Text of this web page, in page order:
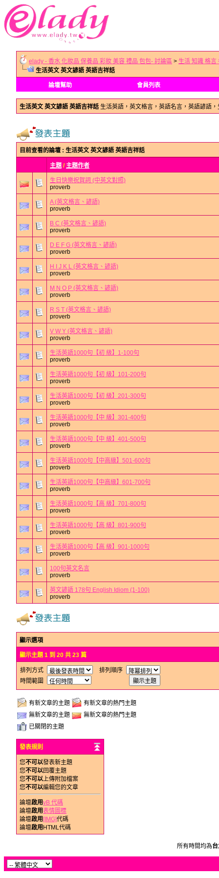
elady - 香水 化妝品 保養品 彩妝 美容 禮品 包包- 討論區 > 生活 知識 格言
生活英文 英文諺語 英語吉祥話
論壇幫助 會員列表
生活英文 英文諺語 英語吉祥話 生活英語，英文格言，英語名言，英語諺語
目前查看的論壇 : 生活英文 英文諺語 英語吉祥話
主題 /主題作者
生日快樂祝賀詞 (中英文對照)
proverb
A (英文格言、諺語)
proverb
B C (英文格言、諺語)
proverb
D E F G (英文格言、諺語)
proverb
H I J K L (英文格言、諺語)
proverb
M N O P (英文格言、諺語)
proverb
R S T (英文格言、諺語)
proverb
V W Y (英文格言、諺語)
proverb
生活英語1000句【初 級】1-100句
proverb
生活英語1000句【初 級】101-200句
proverb
生活英語1000句【初 級】201-300句
proverb
生活英語1000句【中 級】301-400句
proverb
生活英語1000句【中 級】401-500句
proverb
生活英語1000句【中高級】501-600句
proverb
生活英語1000句【中高級】601-700句
proverb
生活英語1000句【高 級】701-800句
proverb
生活英語1000句【高 級】801-900句
proverb
生活英語1000句【高 級】901-1000句
proverb
100句英文名言
proverb
英文諺語 178句 English Idiom (1-100)
proverb
顯示選項
顯示主題 1 到 20 共 23 篇
排列方式
排列順序
時間範圍
有新文章的主題
有新文章的熱門主題
無新文章的主題
無新文章的熱門主題
已關閉的主題
發表規則
您不可以發表新主題
您不可以回覆主題
您不可以上傳附加檔案
您不可以編輯您的文章
論壇啟用vB 代碼
論壇啟用表情圖標
論壇啟用 [IMG]代碼
論壇啟用 HTML代碼
所有時間均為